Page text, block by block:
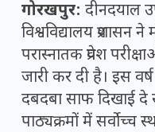
गोरखपुर: दीनदयाल
विश्वविद्यालय
परास्नातक प्रवेश
जारी कर दी है। इस
दबदबा साफ दिखाई दे
पाठ्यक्रमों में सर्वोच्च